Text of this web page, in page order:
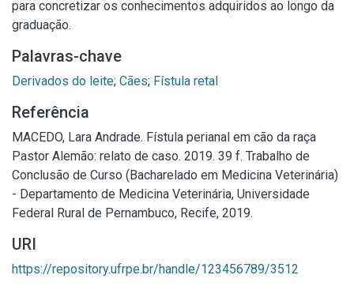
para concretizar os conhecimentos adquiridos ao longo da
graduação.
Palavras-chave
Derivados do leite; Cães; Fístula retal
Referência
MACEDO, Lara Andrade. Fístula perianal em cão da raça
Pastor Alemão: relato de caso. 2019. 39 f. Trabalho de
Conclusão de Curso (Bacharelado em Medicina Veterinária)
- Departamento de Medicina Veterinária, Universidade
Federal Rural de Pernambuco, Recife, 2019.
URI
https://repository.ufrpe.br/handle/123456789/3512